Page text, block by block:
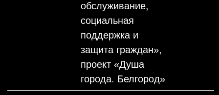
обслуживание,
социальная
поддержка и
защита граждан»,
проект «Душа
города. Белгород»